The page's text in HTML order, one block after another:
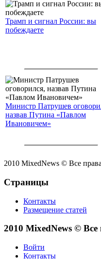
Трамп и сигнал России: вы
побеждаете
Министр Патрушев
назвав Путина «Павлом
Ивановичем»
2010 MixedNews © Все
Страницы
Контакты
Размещение статей
2010 MixedNews ©
Войти
Контакты